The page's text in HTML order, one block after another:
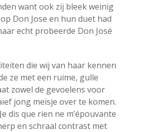
want ook zij bleek weinig
Don Jose en hun duet had
echt probeerde Don José
die wij van haar kennen
ze met een ruime, gulle
zowel de gevoelens voor
jong meisje over te komen.
dis que rien ne m’épouvante
en schraal contrast met